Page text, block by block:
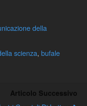
della
scienza, bufale
Articolo Successivo